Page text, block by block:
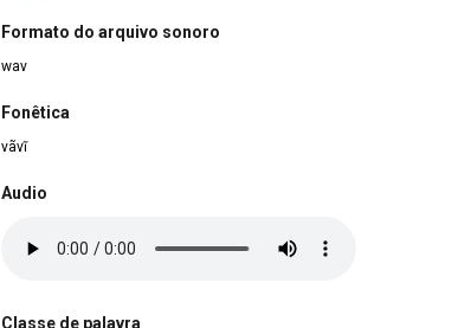
Formato do arquivo sonoro
wav
Fonêtica
vãvĩ
Audio
Classe de palavra